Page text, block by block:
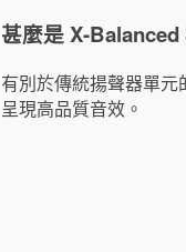
甚麼是 X-
有別於傳統揚聲器單
呈現高品質音效。